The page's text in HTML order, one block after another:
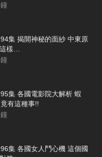
集 揭開神秘的面紗 中東原
樣…
集 各國電影院大解析 蝦
有這種事!!
集 各國女人鬥心機 這個國